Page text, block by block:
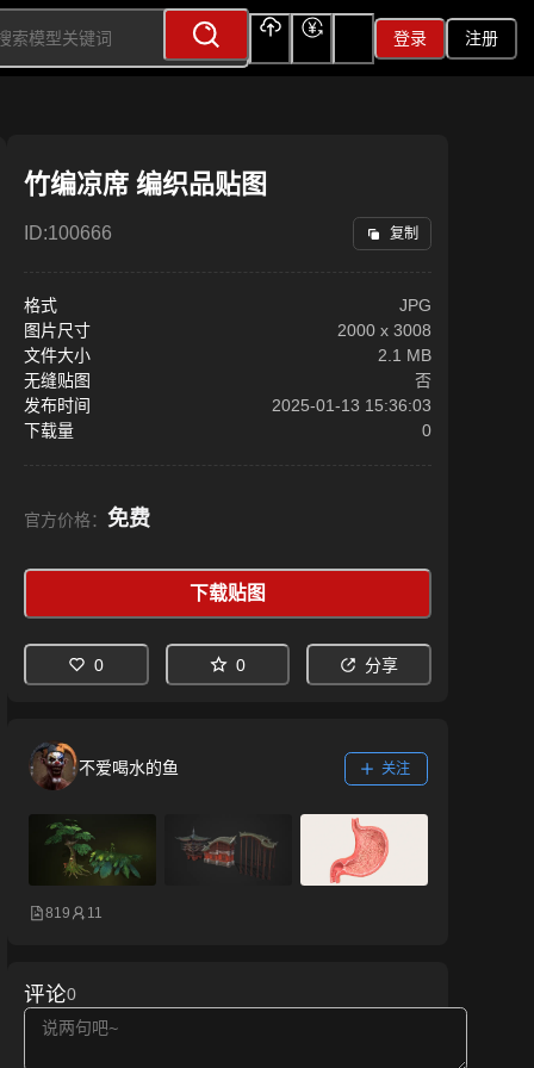
登录 注册
竹编凉席 编织品贴图
ID:100666 复制
格式
JPG
图片尺寸
2000 x 3008
文件大小
2.1 MB
无缝贴图
否
发布时间
2025-01-13 15:36:03
下载量
0
官方价格： 免费
下载贴图
0 0 分享
不爱喝水的鱼 关注
819 11
评论0